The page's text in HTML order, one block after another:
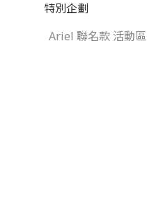
特別企劃
Ariel 聯名款 活動區